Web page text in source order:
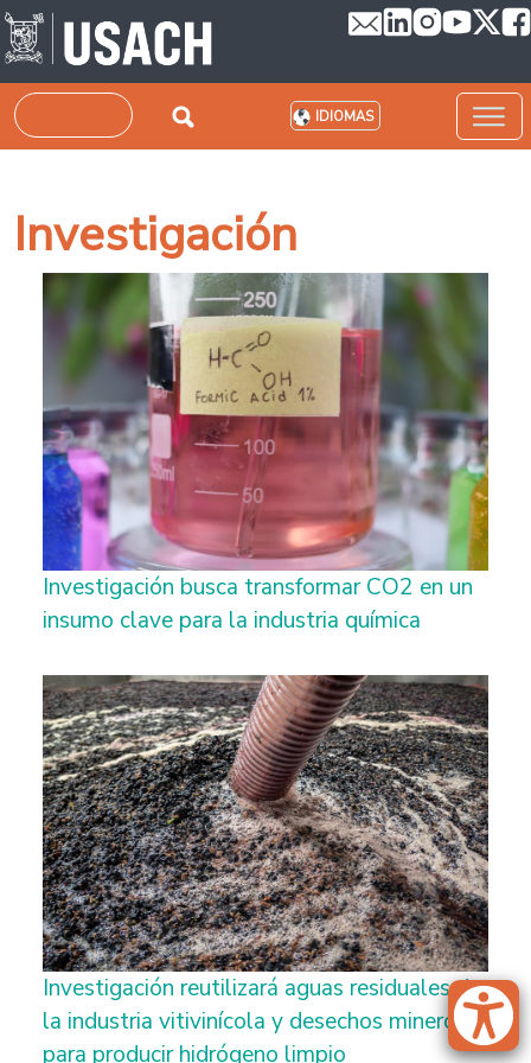
Pasar al contenido principal
Buscar IDIOMAS
Investigación
Investigación busca transformar CO2 en un
insumo clave para la industria química
Investigación reutilizará aguas residuales de
la industria vitivinícola y desechos mineros
para producir hidrógeno limpio